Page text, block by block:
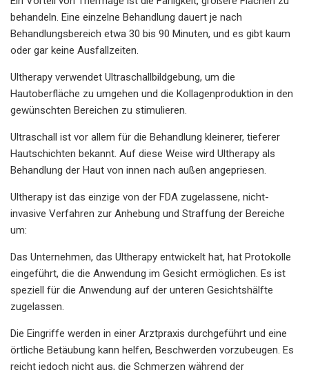
behandeln. Eine einzelne Behandlung dauert je nach
Behandlungsbereich etwa 30 bis 90 Minuten, und es gibt kaum
oder gar keine Ausfallzeiten.
Ultherapy verwendet Ultraschallbildgebung, um die
Hautoberfläche zu umgehen und die Kollagenproduktion in den
gewünschten Bereichen zu stimulieren.
Ultraschall ist vor allem für die Behandlung kleinerer, tieferer
Hautschichten bekannt. Auf diese Weise wird Ultherapy als
Behandlung der Haut von innen nach außen angepriesen.
Ultherapy ist das einzige von der FDA zugelassene, nicht-
invasive Verfahren zur Anhebung und Straffung der Bereiche
um:
Das Unternehmen, das Ultherapy entwickelt hat, hat Protokolle
eingeführt, die die Anwendung im Gesicht ermöglichen. Es ist
speziell für die Anwendung auf der unteren Gesichtshälfte
zugelassen.
Die Eingriffe werden in einer Arztpraxis durchgeführt und eine
örtliche Betäubung kann helfen, Beschwerden vorzubeugen. Es
reicht jedoch nicht aus, die Schmerzen während der